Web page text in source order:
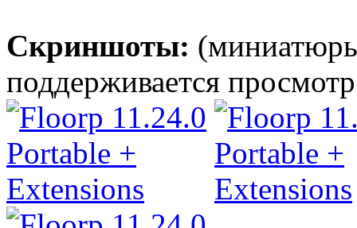
Скриншоты:
поддерживается